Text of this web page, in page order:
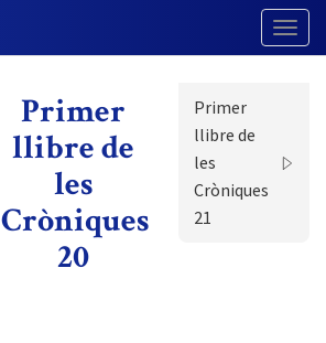
Primer
llibre de
les
Cròniques
20
Primer
llibre de
les
Cròniques
21